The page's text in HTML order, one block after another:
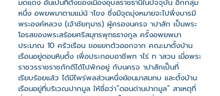
มดแดง อันเป็นที่ตั้งของเมืองอุบลราชธานีในปัจจุบัน อีกกลุ่ม
หนึ่ง อพยพมาตามแม่น้ าโขง ซึ่งมีจุดมุ่งหมายจะไปพึ่งบารมี
พระองค์หลวง (เจ้าชัยกุมาร) ผู้ครองนครจ าปาสัก เป็นพระ
โอรสของพระสร้อยศรีสมุทรพุทธธางกูล ครั้งอพยพมา
ประมาณ 10 ครัวเรือน ขอแยกตัวออกจาก คณะมาตั้งบ้าน
เรือนอยู่ดอนหินตั้ง เพื่อประกอบอาชีพท าไร่ ท าสวน เมื่อพระ
ราชวรราชราชภักดีได้ไปพักอยู่ กับนครจ าปาสักเป็นที่
เรียบร้อยแล้ว ได้มีไพร่พลส่วนหนึ่งย้อนมาสมทบ และตั้งบ้าน
เรือนอยู่ที่บริเวณปากมูล ให้ชื่อว่า”ดอนด่านปากมูล” สาเหตุที่